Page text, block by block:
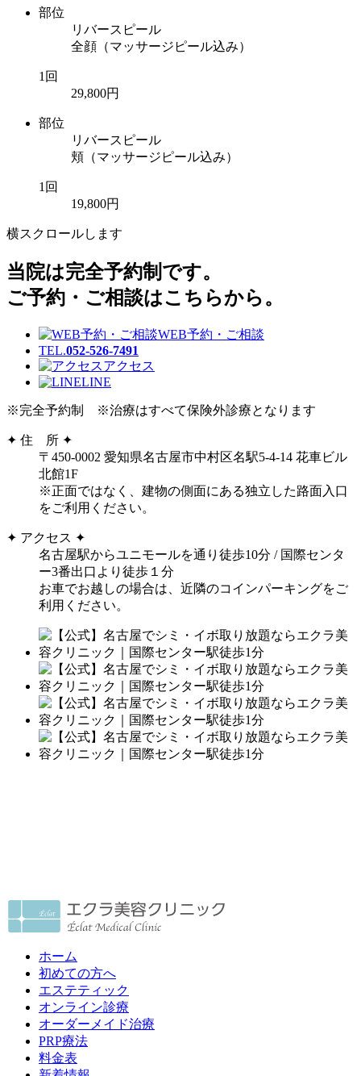
部位
リバースピール
全顔（マッサージピール込み）
1回
29,800円
部位
リバースピール
頬（マッサージピール込み）
1回
19,800円
横スクロールします
当院は完全予約制です。
ご予約・ご相談はこちらから。
WEB予約・ご相談
TEL.052-526-7491
アクセス
LINE
※完全予約制 ※治療はすべて保険外診療となります
✦ 住 所 ✦
〒450-0002 愛知県名古屋市中村区名駅5-4-14 花車ビル
北館1F
※正面ではなく、建物の側面にある独立した路面入口
をご利用ください。
✦ アクセス ✦
名古屋駅からユニモールを通り徒歩10分 / 国際センタ
ー3番出口より徒歩１分
お車でお越しの場合は、近隣のコインパーキングをご
利用ください。
ホーム
初めての方へ
エステティック
オンライン診療
オーダーメイド治療
PRP療法
料金表